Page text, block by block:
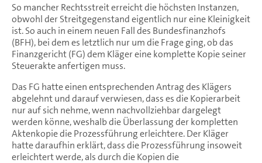
So mancher Rechtsstreit erreicht die höchsten Instanzen,
obwohl der Streitgegenstand eigentlich nur eine Kleinigkeit
ist. So auch in einem neuen Fall des Bundesfinanzhofs
(BFH), bei dem es letztlich nur um die Frage ging, ob das
Finanzgericht (FG) dem Kläger eine komplette Kopie seiner
Steuerakte anfertigen muss.
Das FG hatte einen entsprechenden Antrag des Klägers
abgelehnt und darauf verwiesen, dass es die Kopierarbeit
nur auf sich nehme, wenn nachvollziehbar dargelegt
werden könne, weshalb die Überlassung der kompletten
Aktenkopie die Prozessführung erleichtere. Der Kläger
hatte daraufhin erklärt, dass die Prozessführung insoweit
erleichtert werde, als durch die Kopien die